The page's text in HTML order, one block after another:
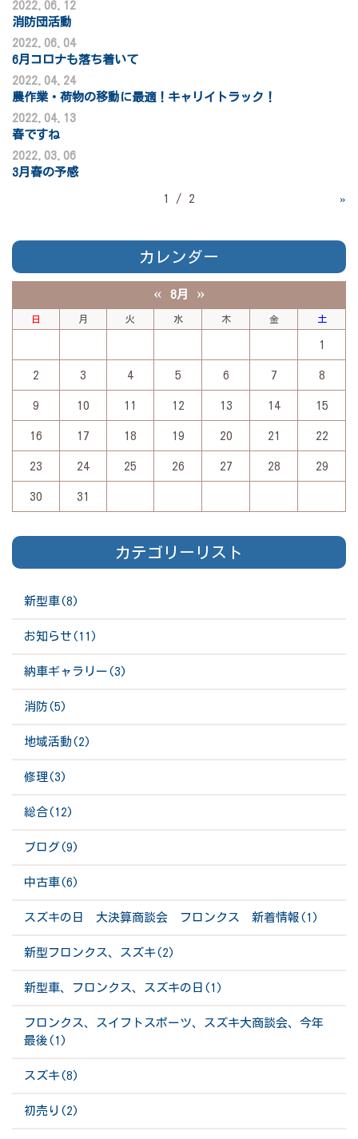
2022.06.12
消防団活動
2022.06.04
6月コロナも落ち着いて
2022.04.24
農作業・荷物の移動に最適！キャリイトラック！
2022.04.13
春ですね
2022.03.06
3月春の予感
1 / 2 »
カレンダー
« 8月 »
日 月 火 水 木 金 土
1
2 3 4 5 6 7 8
9 10 11 12 13 14 15
16 17 18 19 20 21 22
23 24 25 26 27 28 29
30 31
カテゴリーリスト
新型車(8)
お知らせ(11)
納車ギャラリー(3)
消防(5)
地域活動(2)
修理(3)
総合(12)
ブログ(9)
中古車(6)
スズキの日 大決算商談会 フロンクス 新着情報(1)
新型フロンクス、スズキ(2)
新型車、フロンクス、スズキの日(1)
フロンクス、スイフトスポーツ、スズキ大商談会、今年
最後(1)
スズキ(8)
初売り(2)